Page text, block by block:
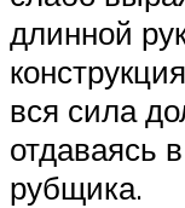
длинной
вся сила
отдаваясь
рубщика.